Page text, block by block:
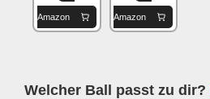
Amazon Amazon
Welcher Ball passt zu dir?